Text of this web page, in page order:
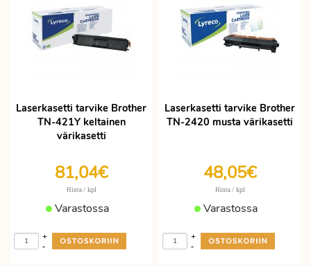
Laserkasetti tarvike Brother
TN-421Y keltainen
värikasetti
81,04€
Hinta / kpl
Varastossa
-
+
Laserkasetti tarvike Brother
TN-2420 musta värikasetti
48,05€
Hinta / kpl
Varastossa
-
+